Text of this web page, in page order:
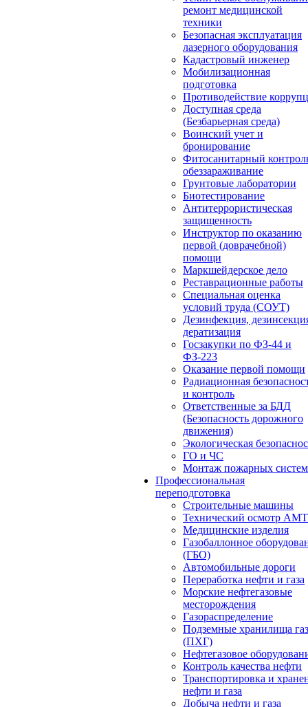
ремонт медицинской
техники
Безопасная эксплуатация
лазерного оборудования
Кадастровый инженер
Мобилизационная
подготовка
Противодействие
Доступная среда
(Безбарьерная среда)
Воинский учет и
бронирование
Фитосанитарный
обеззараживание
Грунтовые лаборатории
Биотестирование
Антитеррористическая
защищенность
Инструктор по оказанию
первой (доврачебной)
помощи
Маркшейдерское дело
Реставрационные работы
Специальная оценка
условий труда (СОУТ)
Дезинфекция,
дератизация
Госзакупки по ФЗ-44 и
ФЗ-223
Оказание первой помощи
Радиационная
и контроль
Ответственные за БДД
(Безопасность дорожного
движения)
Экологическая
ГО и ЧС
Монтаж пожарных систем
Профессиональная
переподготовка
Строительные машины
Технический осмотр
Медицинские изделия
Газобаллонное
(ГБО)
Автомобильные дороги
Переработка нефти и газа
Морские нефтегазовые
месторождения
Газораспределение
Подземные хранилища
(ПХГ)
Нефтегазовое
Контроль качества нефти
Транспортировка и
нефти и газа
Добыча нефти и газа